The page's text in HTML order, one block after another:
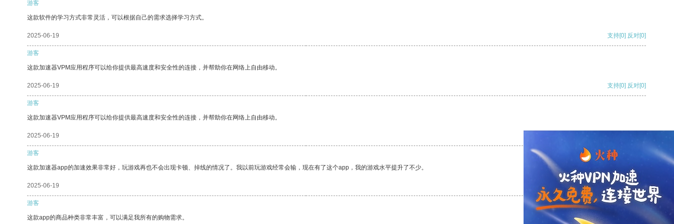
游客
这款软件的学习方式非常灵活，可以根据自己的需求选择学习方式。
2025-06-19 支持[0] 反对[0]
游客
这款加速器VPM应用程序可以给你提供最高速度和安全性的连接，并帮助你在网络上自由移动。
2025-06-19 支持[0] 反对[0]
游客
这款加速器VPM应用程序可以给你提供最高速度和安全性的连接，并帮助你在网络上自由移动。
2025-06-19
游客
这款加速器app的加速效果非常好，玩游戏再也不会出现卡顿、掉线的情况了。我以前玩游戏经常会输，现在有了这个app，我的游戏水平提升了不少。
2025-06-19 支持 [0] 反对 [0]
游客
这款app的商品种类非常丰富，可以满足我所有的购物需求。